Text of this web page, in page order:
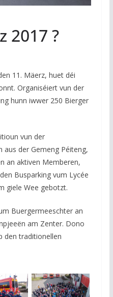
2017 ?
11. Mäerz, huet déi
Organiséiert vun der
hunn iwwer 250 Bierger
vun der
aus der Gemeng Péiteng,
an aktiven Memberen,
Busparking vum Lycée
giele Wee gebotzt.
Buergermeeschter an
am Zenter. Dono
den traditionellen